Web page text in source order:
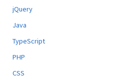
jQuery
Java
TypeScript
PHP
CSS